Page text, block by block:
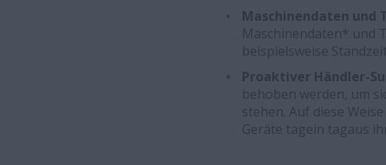
Maschinendaten und
Maschinendaten* und
beispielsweise
Proaktiver Händler-
behoben werden, um
stehen. Auf diese
Geräte tagein tagaus